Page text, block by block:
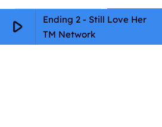
play_arrow
Ending 2 - Still Love Her
TM Network
🦊Qui sommes-nous ?
📄
Mentions légales
Paramètres Cookie Tout accepter